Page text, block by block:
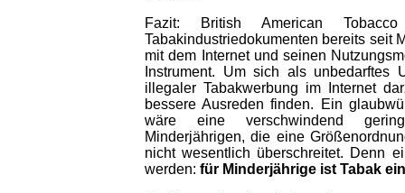
Fazit: British American
Tabakindustriedokumenten bereits seit
mit dem Internet und seinen
Instrument. Um sich als unbedarftes
illegaler Tabakwerbung im Internet
bessere Ausreden finden. Ein
wäre eine verschwindend
Minderjährigen, die eine
nicht wesentlich überschreitet. Denn
werden: für Minderjährige ist Tabak